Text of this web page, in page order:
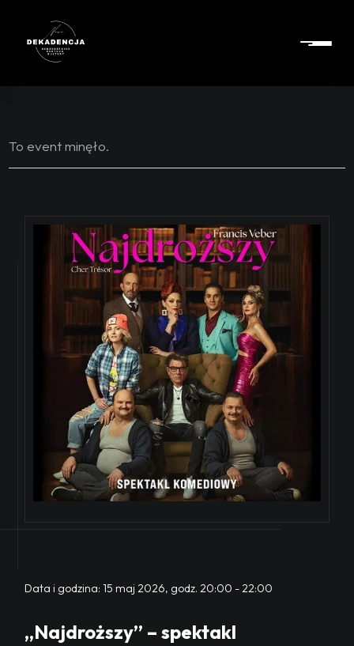
To event minęło.
Data i godzina:15 maj 2026, godz. 20:00 -22:00
„Najdroższy” – spektakl